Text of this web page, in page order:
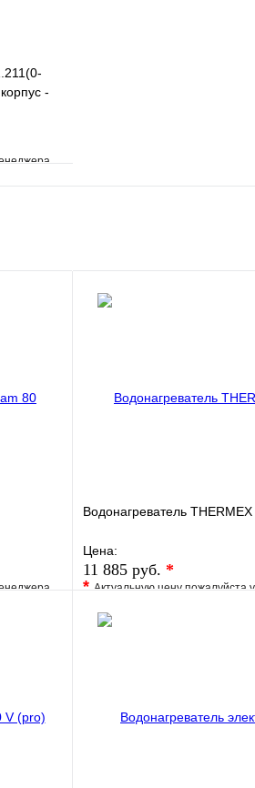
-
Водонагреватель
Цена:
11 885 руб. *
*Актуальную цену пожалуйста
В избранное